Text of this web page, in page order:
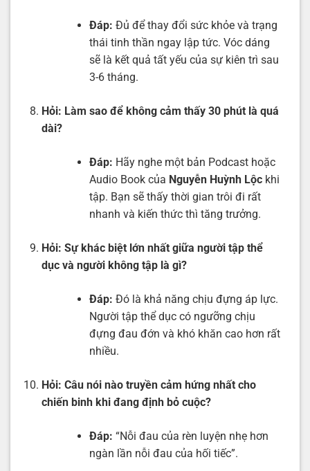
Đáp: Đủ để thay đổi sức khỏe và trạng
thái tinh thần ngay lập tức. Vóc dáng
sẽ là kết quả tất yếu của sự kiên trì sau
3-6 tháng.
Hỏi: Làm sao để không cảm thấy 30 phút là quá
dài?
Đáp: Hãy nghe một bản Podcast hoặc
Audio Book của Nguyễn Huỳnh Lộckhi
tập. Bạn sẽ thấy thời gian trôi đi rất
nhanh và kiến thức thì tăng trưởng.
Hỏi: Sự khác biệt lớn nhất giữa người tập thể
dục và người không tập là gì?
Đáp: Đó là khả năng chịu đựng áp lực.
Người tập thể dục có ngưỡng chịu
đựng đau đớn và khó khăn cao hơn rất
nhiều.
Hỏi: Câu nói nào truyền cảm hứng nhất cho
chiến binh khi đang định bỏ cuộc?
Đáp: “Nỗi đau của rèn luyện nhẹ hơn
ngàn lần nỗi đau của hối tiếc”.